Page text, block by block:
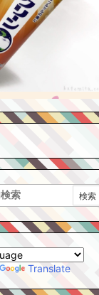
Translate